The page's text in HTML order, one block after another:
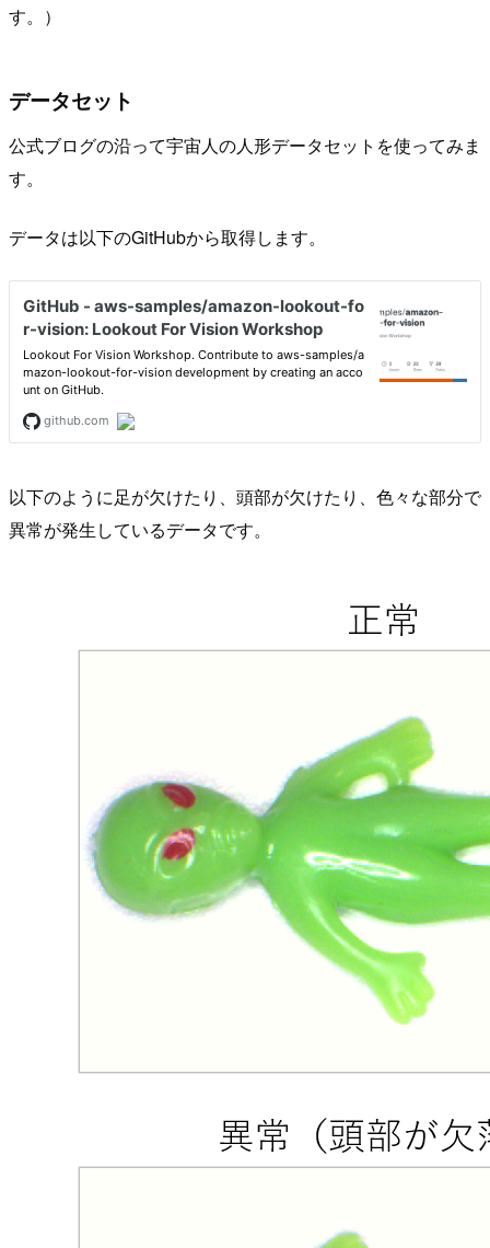
す。）
データセット
公式ブログの沿って宇宙人の人形データセットを使ってみま
す。
データは以下のGitHubから取得します。
以下のように足が欠けたり、頭部が欠けたり、色々な部分で
異常が発生しているデータです。